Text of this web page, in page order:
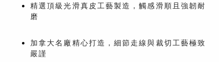
精選頂級光滑真皮工藝製造，觸感滑順且強韌耐
磨
加拿大名廠精心打造，細節走線與裁切工藝極致
嚴謹